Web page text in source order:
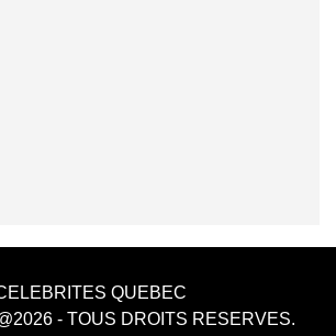
QUEBEC
- TOUS DROITS RESERVES.